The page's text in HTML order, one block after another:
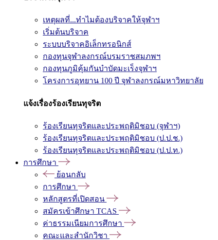
เหตุผลที่...ทำไมต้องบริจาคให้จุฬาฯ
เริ่มต้นบริจาค
ระบบบริจาคอิเล็กทรอนิกส์
กองทุนจุฬาลงกรณ์บรมราชสมภพฯ
กองทุนภูมิคุ้มกันบำบัดมะเร็งจุฬาฯ
โครงการอุทยาน 100 ปี จุฬาลงกรณ์มหาวิทยาลัย
แจ้งเรื่องร้องเรียนทุจริต
ร้องเรียนทุจริตและประพฤติมิชอบ (จุฬาฯ)
ร้องเรียนทุจริตและประพฤติมิชอบ (ป.ป.ช.)
ร้องเรียนทุจริตและประพฤติมิชอบ (ป.ป.ท.)
การศึกษา
ย้อนกลับ
การศึกษา
หลักสูตรที่เปิดสอน
สมัครเข้าศึกษา TCAS
ค่าธรรมเนียมการศึกษา
คณะและสำนักวิชา